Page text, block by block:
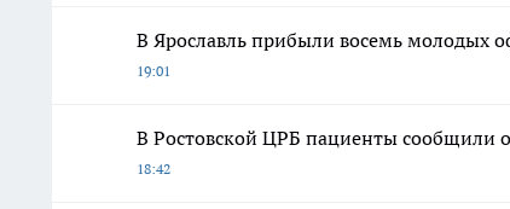
В Ярославль прибыли восемь молодых
19:01
В Ростовской ЦРБ пациенты сообщили
18:42